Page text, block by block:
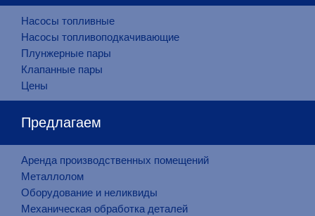
Насосы топливные
Насосы топливоподкачивающие
Плунжерные пары
Клапанные пары
Цены
Предлагаем
Аренда производственных помещений
Металлолом
Оборудование и неликвиды
Механическая обработка деталей